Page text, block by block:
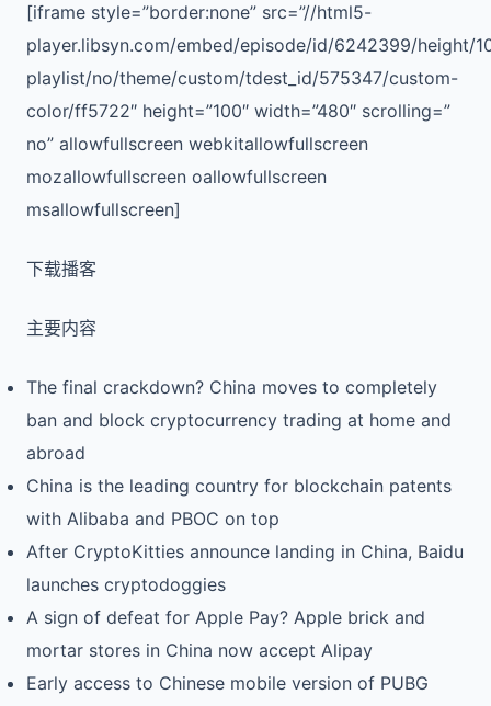
[iframe style=”border:none” src=”//html5-
player.libsyn.com/embed/episode/id/6242399/height/
playlist/no/theme/custom/tdest_id/575347/custom-
color/ff5722″ height=”100″ width=”480″ scrolling=”
no” allowfullscreen webkitallowfullscreen
mozallowfullscreen oallowfullscreen
msallowfullscreen]
下载播客
主要内容
The final crackdown? China moves to completely
ban and block cryptocurrency trading at home and
abroad
China is the leading country for blockchain patents
with Alibaba and PBOC on top
After CryptoKitties announce landing in China, Baidu
launches cryptodoggies
A sign of defeat for Apple Pay? Apple brick and
mortar stores in China now accept Alipay
Early access to Chinese mobile version of PUBG